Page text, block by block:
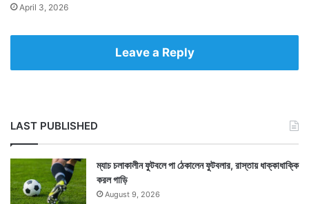
April 3, 2026
Leave a Reply
LAST PUBLISHED
ম্যাচ চলাকালীন ফুটবলে পা ঠেকালেন ফুটবলার, রাস্তায় ধাক্কাধাক্কি
করল গাড়ি
August 9, 2026